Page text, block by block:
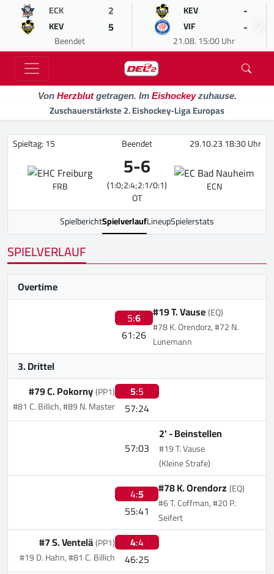
ECK 2
KEV 5
Beendet
KEV -
VIF -
21.08. 15:00 Uhr
Von Herzblutgetragen. Im Eishockeyzuhause.
Zuschauerstärkste 2. Eishockey-Liga Europas
Spieltag: 15 Beendet 29.10.23 18:30 Uhr
FRB
5-6
(1:0;2:4;2:1/0:1)
OT
ECN
SpielberichtSpielverlaufLineupSpielerstats
SPIELVERLAUF
Overtime
5:6
61:26
#19 T. Vause(EQ)
#78 K. Orendorz, #72 N.
Lunemann
3. Drittel
5:5
57:24
#79 C. Pokorny(PP1)
#81 C. Billich, #89 N. Master
57:03
2' -Beinstellen
#19 T. Vause
(Kleine Strafe)
4:5
55:41
#78 K. Orendorz(EQ)
#6 T. Coffman, #20 P.
Seifert
4:4
46:25
#7 S. Ventelä(PP1)
#19 D. Hahn, #81 C. Billich